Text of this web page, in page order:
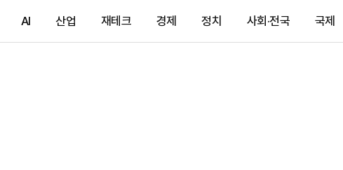
AI 산업 재테크 경제 정치 사회·전국 국제